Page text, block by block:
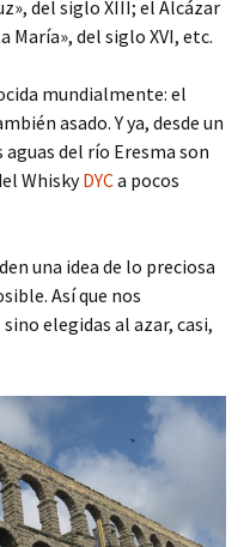
del siglo XIII; el Alcázar
María», del siglo XVI, etc.
mundialmente: el
asado. Y ya, desde un
del río Eresma son
WhiskyDYCa pocos
una idea de lo preciosa
Así que nos
elegidas al azar, casi,